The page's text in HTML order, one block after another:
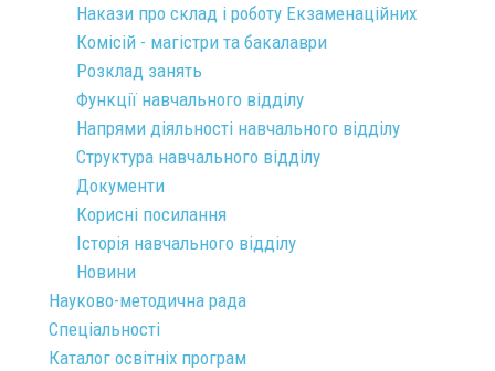
Накази про склад і роботу Екзаменаційних
Комісій - магістри та бакалаври
Розклад занять
Функції навчального відділу
Напрями діяльності навчального відділу
Структура навчального відділу
Документи
Корисні посилання
Історія навчального відділу
Новини
Науково-методична рада
Спеціальності
Каталог освітніх програм